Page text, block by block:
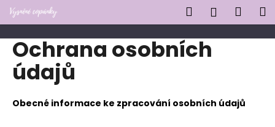
Přejít
na
obsah
Hledat
košík
Ochrana osobních
údajů
Obecné informace ke zpracování osobních údajů
o
š
C
o
p